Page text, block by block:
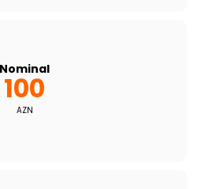
Nominal
100
AZN